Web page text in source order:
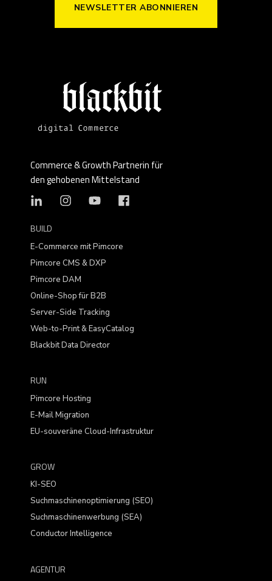
NEWSLETTER ABONNIEREN
Commerce & Growth Partnerin für
den gehobenen Mittelstand
BUILD
E-Commerce mit Pimcore
Pimcore CMS & DXP
Pimcore DAM
Online-Shop für B2B
Server-Side Tracking
Web-to-Print & EasyCatalog
Blackbit Data Director
RUN
Pimcore Hosting
E-Mail Migration
EU-souveräne Cloud-Infrastruktur
GROW
KI-SEO
Suchmaschinenoptimierung (SEO)
Suchmaschinenwerbung (SEA)
Conductor Intelligence
AGENTUR